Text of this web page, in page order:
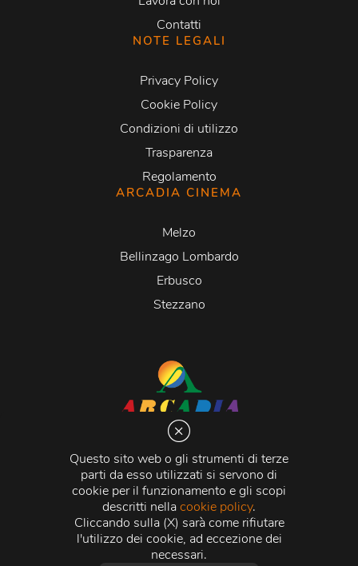
Questo sito web o gli strumenti di terze
parti da esso utilizzati si servono di
cookie per il funzionamento e gli scopi
descritti nellacookie policy.
Cliccando sulla (X) sarà come rifiutare
l'utilizzo dei cookie, ad eccezione dei
necessari.
Contatti
NOTE LEGALI
Privacy Policy
Cookie Policy
Condizioni di utilizzo
Trasparenza
Regolamento
ARCADIA CINEMA
Melzo
Bellinzago Lombardo
Erbusco
Stezzano
Via Martiri della Libertà 20066 Melzo (MI)
C.C.I.A.A. - R.E.A di Milano n. 1427910
Registro delle Imprese di Milano n. 338392 -
Fiscale e Partita Iva11015840157 | Capitale Sociale
500.000,00 i.v.
Credits:Crea Informatica S.r.l. 2026 © Tutti i diritti
riservati.